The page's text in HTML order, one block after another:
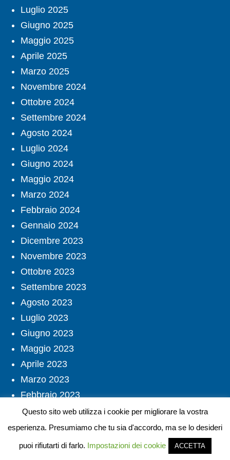
Luglio 2025
Giugno 2025
Maggio 2025
Aprile 2025
Marzo 2025
Novembre 2024
Ottobre 2024
Settembre 2024
Agosto 2024
Luglio 2024
Giugno 2024
Maggio 2024
Marzo 2024
Febbraio 2024
Gennaio 2024
Dicembre 2023
Novembre 2023
Ottobre 2023
Settembre 2023
Agosto 2023
Luglio 2023
Giugno 2023
Maggio 2023
Aprile 2023
Marzo 2023
Febbraio 2023
Gennaio 2023
Dicembre 2022
Novembre 2022
Questo sito web utilizza i cookie per migliorare la vostra
esperienza. Presumiamo che tu sia d'accordo, ma se lo desideri
puoi rifiutarti di farlo. Impostazioni dei cookie ACCETTA